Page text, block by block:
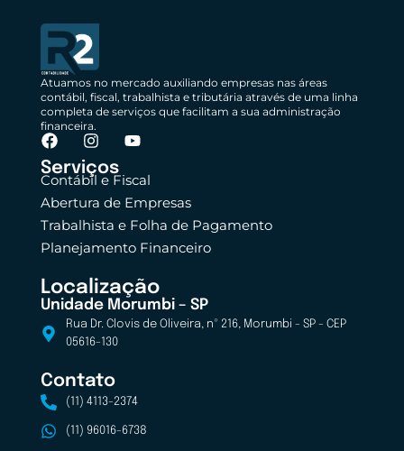
Atuamos no mercado auxiliando empresas nas áreas
contábil, fiscal, trabalhista e tributária através de uma linha
completa de serviços que facilitam a sua administração
financeira.
Serviços
Contábil e Fiscal
Abertura de Empresas
Trabalhista e Folha de Pagamento
Planejamento Financeiro
Localização
Unidade Morumbi – SP
Rua Dr. Clovis de Oliveira, nº 216, Morumbi - SP - CEP
05616-130
Contato
(11) 4113-2374
(11) 96016-6738